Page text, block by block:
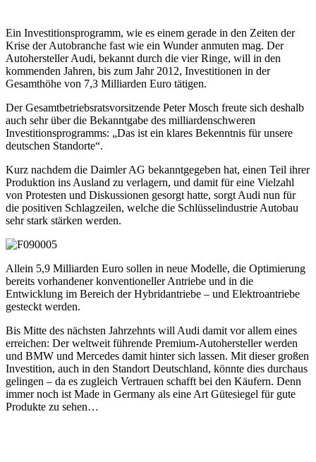
Ein Investitionsprogramm, wie es einem gerade in den Zeiten der
Krise der Autobranche fast wie ein Wunder anmuten mag. Der
Autohersteller Audi, bekannt durch die vier Ringe, will in den
kommenden Jahren, bis zum Jahr 2012, Investitionen in der
Gesamthöhe von 7,3 Milliarden Euro tätigen.
Der Gesamtbetriebsratsvorsitzende Peter Mosch freute sich deshalb
auch sehr über die Bekanntgabe des milliardenschweren
Investitionsprogramms: „Das ist ein klares Bekenntnis für unsere
deutschen Standorte“.
Kurz nachdem die Daimler AG bekanntgegeben hat, einen Teil ihrer
Produktion ins Ausland zu verlagern, und damit für eine Vielzahl
von Protesten und Diskussionen gesorgt hatte, sorgt Audi nun für
die positiven Schlagzeilen, welche die Schlüsselindustrie Autobau
sehr stark stärken werden.
Allein 5,9 Milliarden Euro sollen in neue Modelle, die Optimierung
bereits vorhandener konventioneller Antriebe und in die
Entwicklung im Bereich der Hybridantriebe – und Elektroantriebe
gesteckt werden.
Bis Mitte des nächsten Jahrzehnts will Audi damit vor allem eines
erreichen: Der weltweit führende Premium-Autohersteller werden
und BMW und Mercedes damit hinter sich lassen. Mit dieser großen
Investition, auch in den Standort Deutschland, könnte dies durchaus
gelingen – da es zugleich Vertrauen schafft bei den Käufern. Denn
immer noch ist Made in Germany als eine Art Gütesiegel für gute
Produkte zu sehen…